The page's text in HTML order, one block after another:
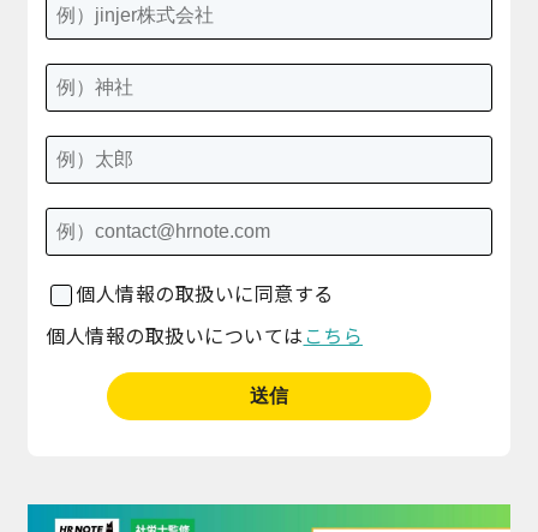
個人情報の取扱いに同意する
個人情報の取扱いについては こちら